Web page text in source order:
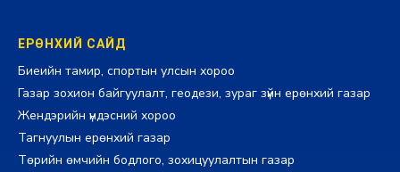
ЕРӨНХИЙ САЙД
Биеийн тамир, спортын улсын хороо
Газар зохион байгуулалт, геодези, зураг зүйн ерөнхий газар
Жендэрийн үндэсний хороо
Тагнуулын ерөнхий газар
Төрийн өмчийн бодлого, зохицуулалтын газар